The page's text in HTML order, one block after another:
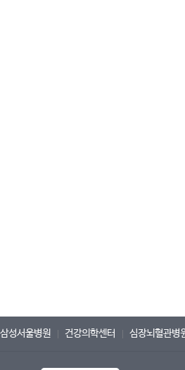
삼성서울병원 건강의학센터 심장뇌혈관병